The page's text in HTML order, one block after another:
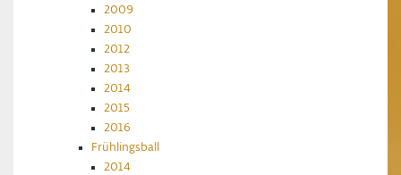
2009
2010
2012
2013
2014
2015
2016
Frühlingsball
2014